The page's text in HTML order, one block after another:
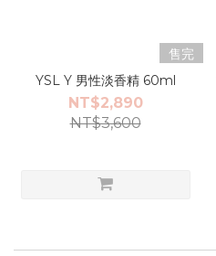
售完
YSL Y 男性淡香精 60ml
NT$2,890
NT$3,600